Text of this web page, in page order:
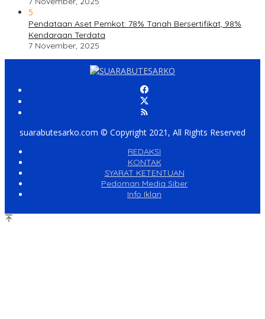
5
Pendataan Aset Pemkot: 78% Tanah Bersertifikat, 98%
Kendaraan Terdata
7 November, 2025
suarabutesarko.com © Copyright 2021, All Rights Reserved
REDAKSI
KONTAK
SYARAT KETENTUAN
Pedoman Media Siber
Info Iklan